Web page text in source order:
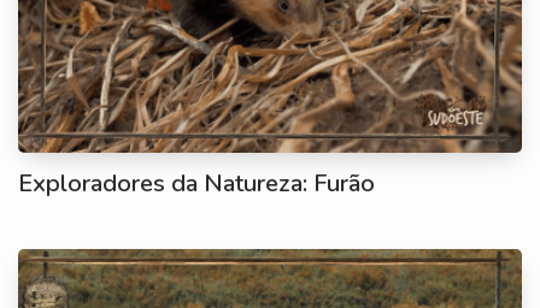
Exploradores da Natureza: Furão